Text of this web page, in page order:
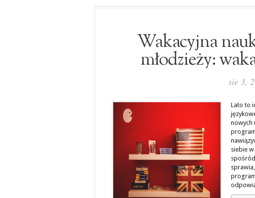
Wakacyjna
młodzieży:
sie 3,
Lato to
nowych
siebie